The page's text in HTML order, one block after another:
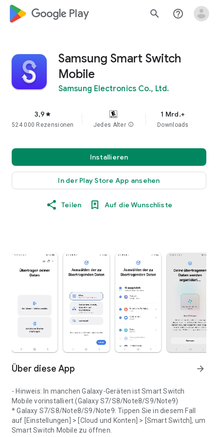
google_logo Play search help_outline
Samsung Smart Switch
Mobile
Samsung Electronics Co., Ltd.
3,9 star
524 000 Rezensionen Jedes Alter info
1 Mrd.+
Downloads
Installieren
In der Play Store App ansehen
Teilen Auf die Wunschliste
Über diese App arrow_forward
- Hinweis: In manchen Galaxy-Geräten ist Smart Switch
Mobile vorinstalliert.(Galaxy S7/S8/Note8/S9/Note9)
* Galaxy S7/S8/Note8/S9/Note9: Tippen Sie in diesem Fall
auf [Einstellungen] > [Cloud und Konten] > [Smart Switch], um
Smart Switch Mobile zu öffnen.